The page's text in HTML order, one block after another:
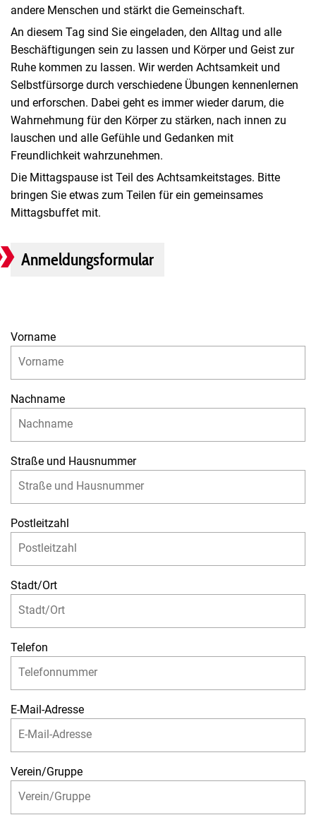
andere Menschen und stärkt die Gemeinschaft.
An diesem Tag sind Sie eingeladen, den Alltag und alle
Beschäftigungen sein zu lassen und Körper und Geist zur
Ruhe kommen zu lassen. Wir werden Achtsamkeit und
Selbstfürsorge durch verschiedene Übungen kennenlernen
und erforschen. Dabei geht es immer wieder darum, die
Wahrnehmung für den Körper zu stärken, nach innen zu
lauschen und alle Gefühle und Gedanken mit
Freundlichkeit wahrzunehmen.
Die Mittagspause ist Teil des Achtsamkeitstages. Bitte
bringen Sie etwas zum Teilen für ein gemeinsames
Mittagsbuffet mit.
Anmeldungsformular
Vorname
Nachname
Straße und Hausnummer
Postleitzahl
Stadt/Ort
Telefon
E-Mail-Adresse
Verein/Gruppe